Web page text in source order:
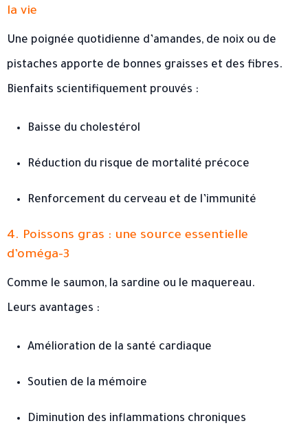
la vie
Une poignée quotidienne d’amandes, de noix ou de
pistaches apporte de bonnes graisses et des fibres.
Bienfaits scientifiquement prouvés :
Baisse du cholestérol
Réduction du risque de mortalité précoce
Renforcement du cerveau et de l’immunité
4. Poissons gras : une source essentielle
d’oméga-3
Comme le saumon, la sardine ou le maquereau.
Leurs avantages :
Amélioration de la santé cardiaque
Soutien de la mémoire
Diminution des inflammations chroniques